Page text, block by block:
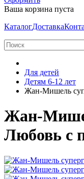
Ваша корзина пуста
КаталогДоставка
Для детей
Детям 6-12 лет
Жан-Мишель
Жан-
Любовь с